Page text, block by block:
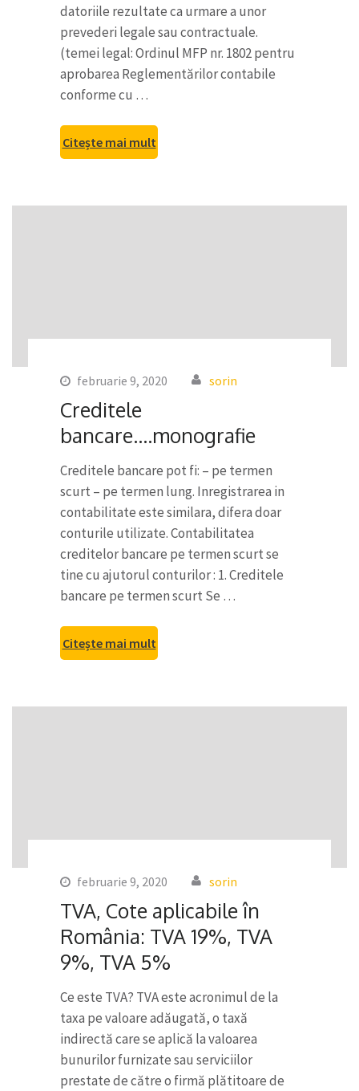
datoriile rezultate ca urmare a unor
prevederi legale sau contractuale.
(temei legal: Ordinul MFP nr. 1802 pentru
aprobarea Reglementărilor contabile
conforme cu …
Citește mai mult
februarie 9, 2020 sorin
Creditele
bancare….monografie
Creditele bancare pot fi: – pe termen
scurt – pe termen lung. Inregistrarea in
contabilitate este similara, difera doar
conturile utilizate. Contabilitatea
creditelor bancare pe termen scurt se
tine cu ajutorul conturilor : 1. Creditele
bancare pe termen scurt Se …
Citește mai mult
februarie 9, 2020 sorin
TVA, Cote aplicabile în
România: TVA 19%, TVA
9%, TVA 5%
Ce este TVA? TVA este acronimul de la
taxa pe valoare adăugată, o taxă
indirectă care se aplică la valoarea
bunurilor furnizate sau serviciilor
prestate de către o firmă plătitoare de